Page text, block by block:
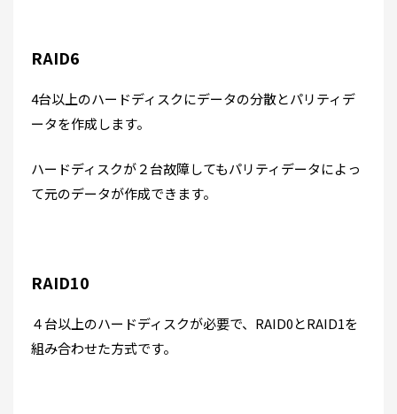
RAID6
4台以上のハードディスクにデータの分散とパリティデ
ータを作成します。
ハードディスクが２台故障してもパリティデータによっ
て元のデータが作成できます。
RAID10
４台以上のハードディスクが必要で、RAID0とRAID1を
組み合わせた方式です。